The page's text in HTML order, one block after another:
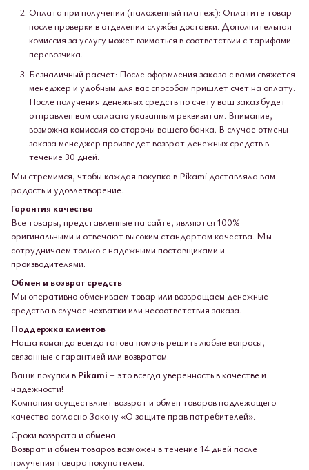
Оплата при получении (наложенный платеж): Оплатите товар
после проверки в отделении службы доставки. Дополнительная
комиссия за услугу может взиматься в соответствии с тарифами
перевозчика.
Безналичный расчет: После оформления заказа с вами свяжется
менеджер и удобным для вас способом пришлет счет на оплату.
После получения денежных средств по счету ваш заказ будет
отправлен вам согласно указанным реквизитам. Внимание,
возможна комиссия со стороны вашего банка. В случае отмены
заказа менеджер произведет возврат денежных средств в
течение 30 дней.
Мы стремимся, чтобы каждая покупка в Pikami доставляла вам
радость и удовлетворение.
Гарантия качества
Все товары, представленные на сайте, являются 100%
оригинальными и отвечают высоким стандартам качества. Мы
сотрудничаем только с надежными поставщиками и
производителями.
Обмен и возврат средств
Мы оперативно обмениваем товар или возвращаем денежные
средства в случае нехватки или несоответствия заказа.
Поддержка клиентов
Наша команда всегда готова помочь решить любые вопросы,
связанные с гарантией или возвратом.
Ваши покупки в Pikami – это всегда уверенность в качестве и
надежности!
Компания осуществляет возврат и обмен товаров надлежащего
качества согласно Закону «О защите прав потребителей».
Сроки возврата и обмена
Возврат и обмен товаров возможен в течение 14 дней после
получения товара покупателем.